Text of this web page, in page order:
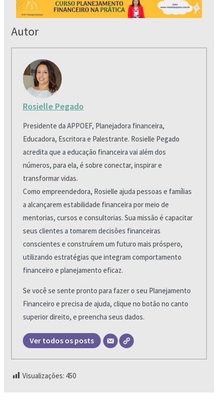
Autor
Rosielle Pegado
Presidente da APPOEF, Planejadora financeira,
Educadora, Escritora e Palestrante. Rosielle Pegado
acredita que a educação financeira vai além dos
números, para ela, é sobre conectar, inspirar e
transformar vidas.
Como empreendedora, Rosielle ajuda pessoas e famílias
a alcançarem estabilidade financeira por meio de
mentorias, cursos e consultorias. Sua missão é capacitar
seus clientes a tomarem decisões financeiras
conscientes e construírem um futuro mais próspero,
utilizando estratégias que integram comportamento
financeiro e planejamento eficaz.
Se você se sente pronto para fazer o seu Planejamento
Financeiro e precisa de ajuda, clique no botão no canto
superior direito, e preencha seus dados.
Ver todos os posts
Visualizações: 450